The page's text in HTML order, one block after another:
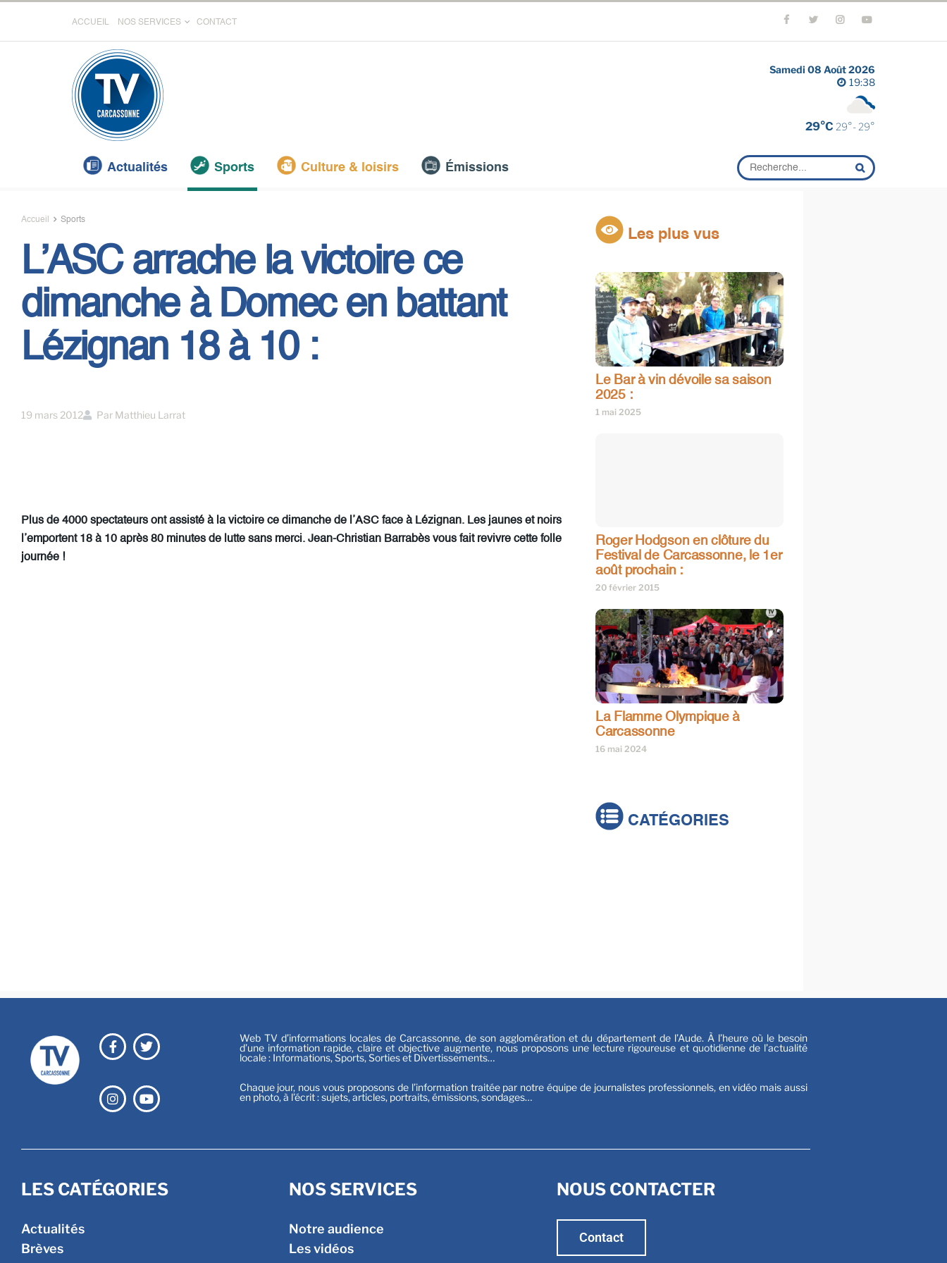
ACCUEIL NOS SERVICES CONTACT
Samedi 08 Août 2026
19:38
29°C 29°- 29°
Actualités Sports Culture & loisirs Émissions
Accueil Sports
L’ASC arrache la victoire ce
dimanche à Domec en battant
Lézignan 18 à 10 :
19 mars 2012 Par Matthieu Larrat
Plus de 4000 spectateurs ont assisté à la victoire ce dimanche de l’ASC face à Lézignan. Les jaunes et noirs
l’emportent 18 à 10 après 80 minutes de lutte sans merci. Jean-Christian Barrabès vous fait revivre cette folle
journée !
Les plus vus
Le Bar à vin dévoile sa saison
2025 :
1 mai 2025
Roger Hodgson en clôture du
Festival de Carcassonne, le 1er
août prochain :
20 février 2015
La Flamme Olympique à
Carcassonne
16 mai 2024
CATÉGORIES
Web TV d’informations locales de Carcassonne, de son agglomération et du département de l’Aude. À l’heure où le besoin
d’une information rapide, claire et objective augmente, nous proposons une lecture rigoureuse et quotidienne de l’actualité
locale : Informations, Sports, Sorties et Divertissements…
Chaque jour, nous vous proposons de l’information traitée par notre équipe de journalistes professionnels, en vidéo mais aussi
en photo, à l’écrit : sujets, articles, portraits, émissions, sondages…
LES CATÉGORIES
Actualités
Brèves
NOS SERVICES
Notre audience
Les vidéos
NOUS CONTACTER
Contact